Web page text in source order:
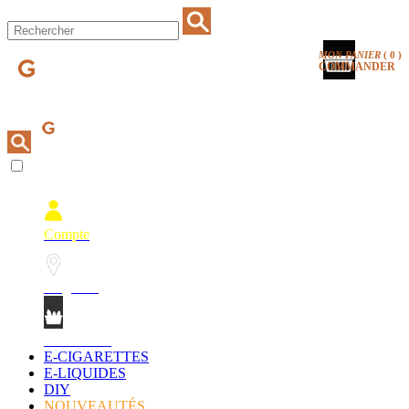
MON PANIER ( 0 )
COMMANDER
Compte
E-CIGARETTES
E-LIQUIDES
DIY
NOUVEAUTÉS